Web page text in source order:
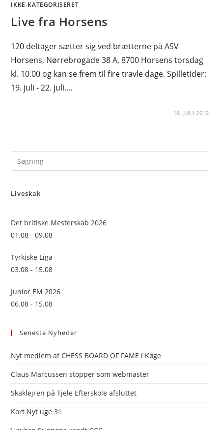
IKKE-KATEGORISERET
Live fra Horsens
120 deltager sætter sig ved brætterne på ASV
Horsens, Nørrebrogade 38 A, 8700 Horsens torsdag
kl. 10.00 og kan se frem til fire travle dage. Spilletider:
19. juli - 22. juli.…
19. JULI 2012
Liveskak
Det britiske Mesterskab 2026
01.08 - 09.08
Tyrkiske Liga
03.08 - 15.08
Junior EM 2026
06.08 - 15.08
Seneste Nyheder
Nyt medlem af CHESS BOARD OF FAME i Køge
Claus Marcussen stopper som webmaster
Skaklejren på Tjele Efterskole afsluttet
Kort Nyt uge 31